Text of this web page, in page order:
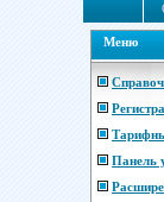
Меню
Панель